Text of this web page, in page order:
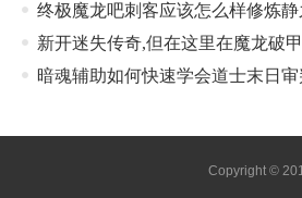
终极魔龙吧刺客应该怎么样修炼
新开迷失传奇,但在这里在魔龙破
暗魂辅助如何快速学会道士末日审
Copyright ©